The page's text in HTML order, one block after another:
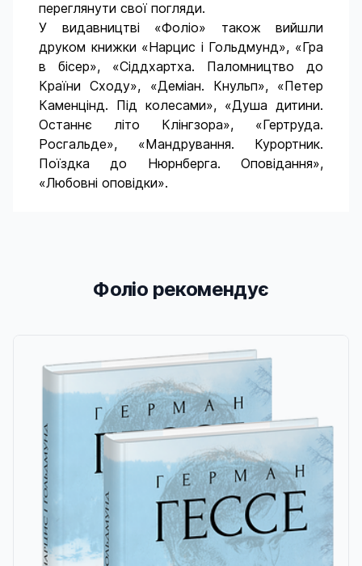
переглянути свої погляди.
У видавництві «Фоліо» також вийшли
друком книжки «Нарцис і Гольдмунд», «Гра
в бісер», «Сіддхартха. Паломництво до
Країни Сходу», «Деміан. Кнульп», «Петер
Каменцінд. Під колесами», «Душа дитини.
Останнє літо Клінгзора», «Гертруда.
Росгальде», «Мандрування. Курортник.
Поїздка до Нюрнберга. Оповідання»,
«Любовні оповідки».
Фоліо рекомендує